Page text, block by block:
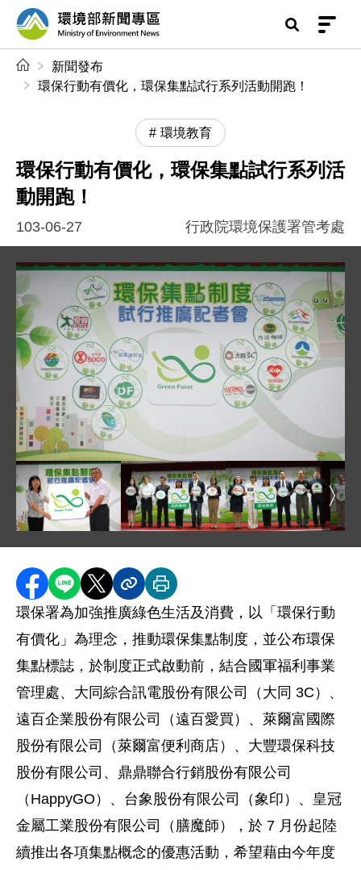
前往中央內容區塊
環境部新聞專區
新聞發布
環保行動有價化，環保集點試行系列活動開跑！
環境教育
環保行動有價化，環保集點試行系列活
動開跑！
103-06-27 行政院環境保護署管考處
圖片說明：1030627 新聞相片 DSC_0717.jpg
分享至 Facebook
分享到 LINE
分享到 X分享內容連結
列印本頁
環保署為加強推廣綠色生活及消費，以「環保行動
有價化」為理念，推動環保集點制度，並公布環保
集點標誌，於制度正式啟動前，結合國軍福利事業
管理處、大同綜合訊電股份有限公司（大同 3C）、
遠百企業股份有限公司（遠百愛買）、萊爾富國際
股份有限公司（萊爾富便利商店）、大豐環保科技
股份有限公司、鼎鼎聯合行銷股份有限公司
（HappyGO）、台象股份有限公司（象印）、皇冠
金屬工業股份有限公司（膳魔師），於 7 月份起陸
續推出各項集點概念的優惠活動，希望藉由今年度